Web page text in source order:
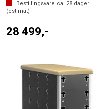
Bestillingsvare ca. 28dager
(estimat)
28 499,-